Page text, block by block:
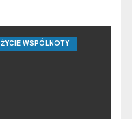
ŻYCIE WSPÓLNOTY